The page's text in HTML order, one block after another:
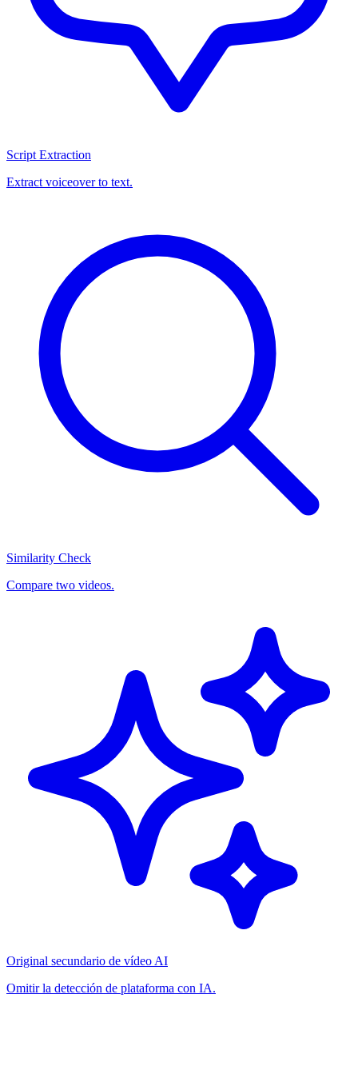
Script Extraction
Extract voiceover to text.
Similarity Check
Compare two videos.
Original secundario de vídeo AI
Omitir la detección de plataforma con IA.